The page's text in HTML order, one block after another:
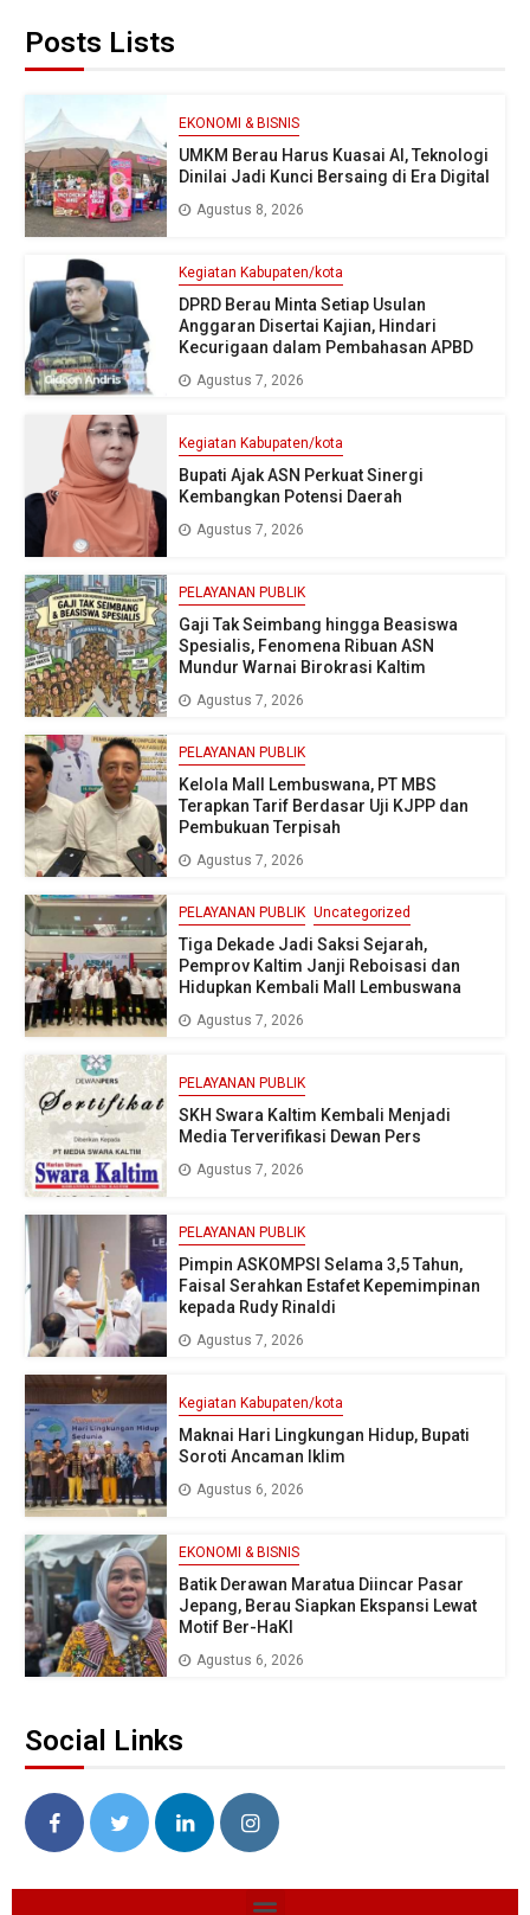
Posts Lists
EKONOMI & BISNIS
UMKM Berau Harus Kuasai AI, Teknologi
Dinilai Jadi Kunci Bersaing di Era Digital
Agustus 8, 2026
Kegiatan Kabupaten/kota
DPRD Berau Minta Setiap Usulan
Anggaran Disertai Kajian, Hindari
Kecurigaan dalam Pembahasan APBD
Agustus 7, 2026
Kegiatan Kabupaten/kota
Bupati Ajak ASN Perkuat Sinergi
Kembangkan Potensi Daerah
Agustus 7, 2026
PELAYANAN PUBLIK
Gaji Tak Seimbang hingga Beasiswa
Spesialis, Fenomena Ribuan ASN
Mundur Warnai Birokrasi Kaltim
Agustus 7, 2026
PELAYANAN PUBLIK
Kelola Mall Lembuswana, PT MBS
Terapkan Tarif Berdasar Uji KJPP dan
Pembukuan Terpisah
Agustus 7, 2026
PELAYANAN PUBLIK Uncategorized
Tiga Dekade Jadi Saksi Sejarah,
Pemprov Kaltim Janji Reboisasi dan
Hidupkan Kembali Mall Lembuswana
Agustus 7, 2026
PELAYANAN PUBLIK
SKH Swara Kaltim Kembali Menjadi
Media Terverifikasi Dewan Pers
Agustus 7, 2026
PELAYANAN PUBLIK
Pimpin ASKOMPSI Selama 3,5 Tahun,
Faisal Serahkan Estafet Kepemimpinan
kepada Rudy Rinaldi
Agustus 7, 2026
Kegiatan Kabupaten/kota
Maknai Hari Lingkungan Hidup, Bupati
Soroti Ancaman Iklim
Agustus 6, 2026
EKONOMI & BISNIS
Batik Derawan Maratua Diincar Pasar
Jepang, Berau Siapkan Ekspansi Lewat
Motif Ber-HaKI
Agustus 6, 2026
Social Links